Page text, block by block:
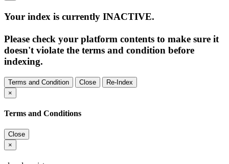
Your index is currently INACTIVE.
Please check your platform contents to make sure it
doesn't violate the terms and condition before
indexing.
Terms and Condition Close
Re-Index
×
Terms and Conditions
Close
×